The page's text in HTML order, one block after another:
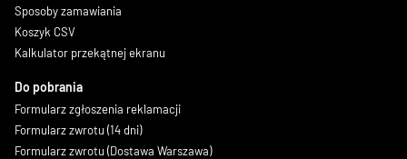
Sposoby zamawiania
Koszyk CSV
Kalkulator przekątnej ekranu
Do pobrania
Formularz zgłoszenia reklamacji
Formularz zwrotu (14 dni)
Formularz zwrotu (Dostawa Warszawa)